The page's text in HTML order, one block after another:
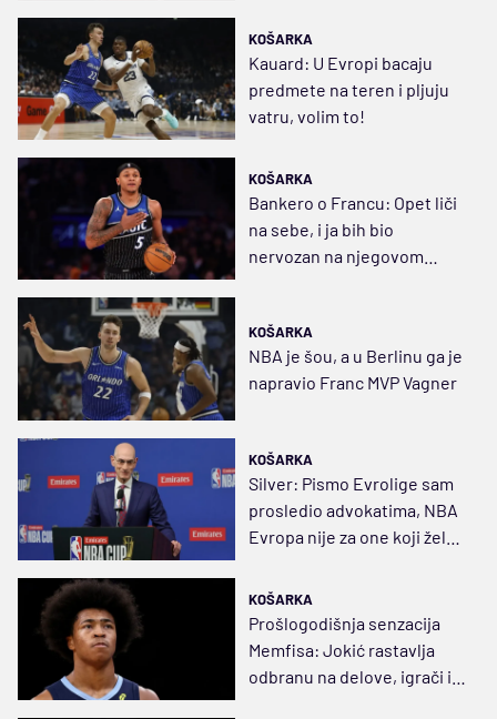
KOŠARKA
Kauard: U Evropi bacaju
predmete na teren i pljuju
vatru, volim to!
KOŠARKA
Bankero o Francu: Opet liči
na sebe, i ja bih bio
nervozan na njegovom
KOŠARKA
NBA je šou, a u Berlinu ga je
napravio Franc MVP Vagner
KOŠARKA
Silver: Pismo Evrolige sam
prosledio advokatima, NBA
Evropa nije za one koji žele
KOŠARKA
Prošlogodišnja senzacija
Memfisa: Jokić rastavlja
odbranu na delove, igrači iz